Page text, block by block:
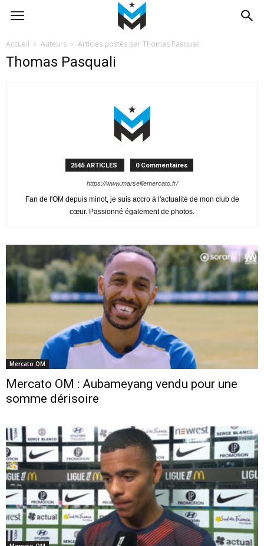
Accueil Auteurs Articles postés par Thomas Pasquali
Thomas Pasquali
2565 ARTICLES 0 Commentaires
https://www.marseillemercato.fr/
Fan de l'OM depuis minot, je suis accro à l'actualité de mon club de
cœur. Passionné également de photos.
Mercato OM
Mercato OM : Aubameyang vendu pour une
somme dérisoire